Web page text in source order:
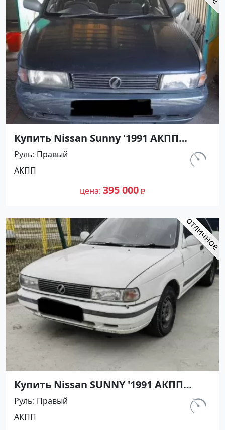
Купить Nissan Sunny '1991 АКПП
(1400/75 л.с.) Бензин инжектор
Кореновск цвет Серый Седан по
цене 395000 рублей, объявление
№27500 на сайте Авторынок23
км.
Руль Правый
АКПП
цена 395 000
Купить Nissan SUNNY '1991 АКПП
(1400/75 л.с.) Бензин инжектор
Армавир цвет Черный Седан по
цене 450000 рублей, объявление
км.
Руль Правый
АКПП